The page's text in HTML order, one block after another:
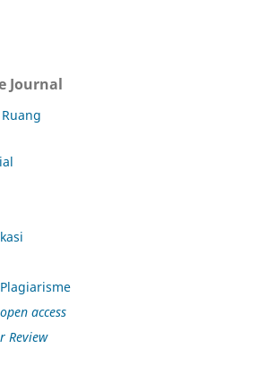
Journal
open access
Review